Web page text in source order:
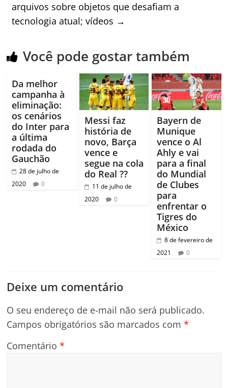
arquivos sobre objetos que desafiam a
tecnologia atual; vídeos →
Você pode gostar também
Da melhor
campanha à
eliminação:
os cenários
do Inter para
a última
rodada do
Gauchão
28 de julho de
2020
0
Messi faz
história de
novo, Barça
vence e
segue na cola
do Real ??
11 de julho de
2020
0
Bayern de
Munique
vence o Al
Ahly e vai
para a final
do Mundial
de Clubes
para
enfrentar o
Tigres do
México
8 de fevereiro de
2021
0
Deixe um comentário
O seu endereço de e-mail não será publicado.
Campos obrigatórios são marcados com*
Comentário*